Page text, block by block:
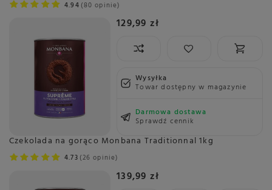
4.94 80 opinie
129,99 zł
Wysyłka
Towar dostępny w magazynie
Darmowa dostawa
Sprawdź cennik
Czekolada na gorąco Monbana Traditionnal 1kg
4.73 26 opinie
139,99 zł